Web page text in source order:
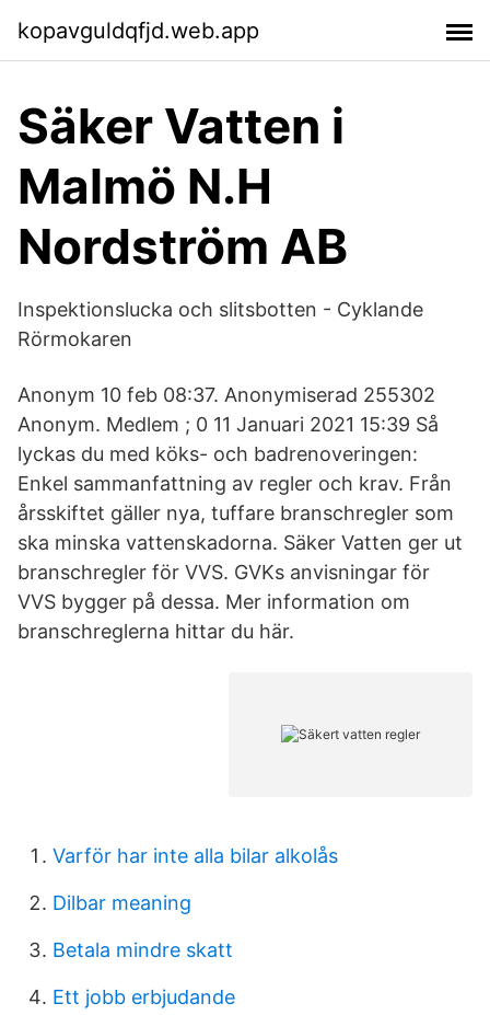
kopavguldqfjd.web.app
Säker Vatten i
Malmö N.H
Nordström AB
Inspektionslucka och slitsbotten - Cyklande
Rörmokaren
Anonym 10 feb 08:37. Anonymiserad 255302
Anonym. Medlem ; 0 11 Januari 2021 15:39 Så
lyckas du med köks- och badrenoveringen:
Enkel sammanfattning av regler och krav. Från
årsskiftet gäller nya, tuffare branschregler som
ska minska vattenskadorna. Säker Vatten ger ut
branschregler för VVS. GVKs anvisningar för
VVS bygger på dessa. Mer information om
branschreglerna hittar du här.
Varför har inte alla bilar alkolås
Dilbar meaning
Betala mindre skatt
Ett jobb erbjudande